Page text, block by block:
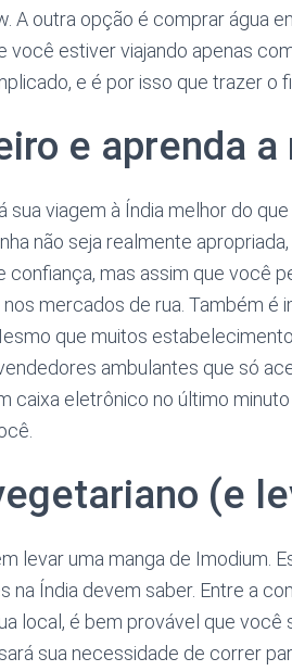
A outra opção é comprar água
você estiver viajando apenas
e é por isso que trazer o
e aprenda
sua viagem à Índia melhor do
não seja realmente
confiança, mas assim que você
mercados de rua. Também
que muitos
ambulantes que só
caixa eletrônico no último
(e
levar uma manga de Imodium.
na Índia devem saber. Entre a
local, é bem provável que você
sua necessidade de correr